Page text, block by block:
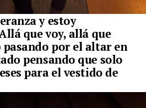
y estoy
que voy, allá que
pasando por el altar en
pensando que solo
para el vestido de